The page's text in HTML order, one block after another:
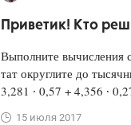
Приветик! Кто
Выполните вычисления
тат округлите до
3,281 ∙ 0,57 + 4,356 ∙
15 июля 2017